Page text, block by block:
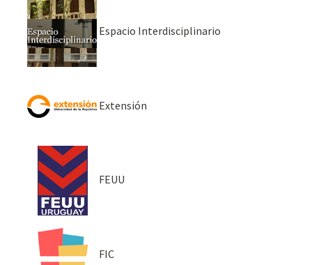
Espacio Interdisciplinario
Extensión
FEUU
FIC